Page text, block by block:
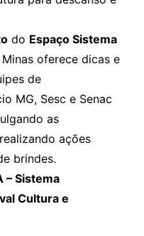
do Espaço Sistema
oferece dicas e
de
MG, Sesc e Senac
as
ações
brindes.
– Sistema
Cultura e